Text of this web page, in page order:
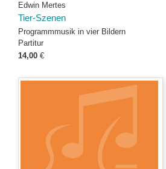
Edwin Mertes
Tier-Szenen
Programmmusik in vier Bildern
Partitur
14,00 €